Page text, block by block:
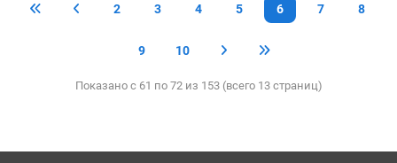
2 3 4 5 6 7 8
9 10
Показано с 61 по 72 из 153 (всего 13 страниц)